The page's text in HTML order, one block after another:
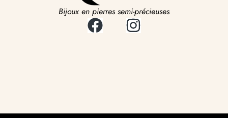
Bijoux en pierres semi-précieuses